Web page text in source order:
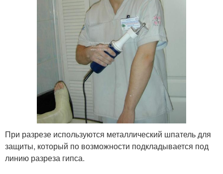
При разрезе используются металлический шпатель для
защиты, который по возможности подкладывается под
линию разреза гипса.